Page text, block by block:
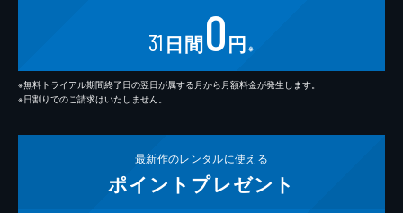
31 日間0円 ※
※無料トライアル期間終了日の翌日が属する月から月額料金が発生します。
※日割りでのご請求はいたしません。
最新作のレンタルに使える
ポイント プレゼント